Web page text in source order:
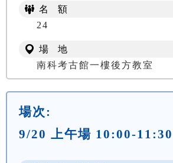
名 額
24
場 地
南科考古館一樓後方教室
場次:
9/20 上午場 10:00-11:30